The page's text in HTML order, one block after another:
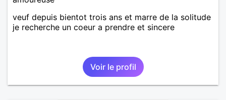
veuf depuis bientot trois ans et marre de la solitude
je recherche un coeur a prendre et sincere
Voir le profil